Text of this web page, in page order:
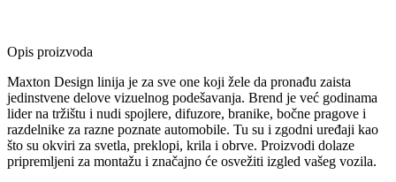
Opis proizvoda
Maxton Design linija je za sve one koji žele da pronađu zaista
jedinstvene delove vizuelnog podešavanja. Brend je već godinama
lider na tržištu i nudi spojlere, difuzore, branike, bočne pragove i
razdelnike za razne poznate automobile. Tu su i zgodni uređaji kao
što su okviri za svetla, preklopi, krila i obrve. Proizvodi dolaze
pripremljeni za montažu i značajno će osvežiti izgled vašeg vozila.